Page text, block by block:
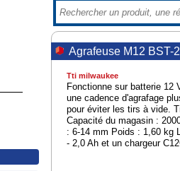
Agrafeuse M12 BST-
Tti milwaukee
Fonctionne sur batterie 12
une cadence d'agrafage
pour éviter les tirs à vide.
Capacité du magasin :
: 6-14 mm Poids : 1,60 kg
- 2,0 Ah et un chargeur